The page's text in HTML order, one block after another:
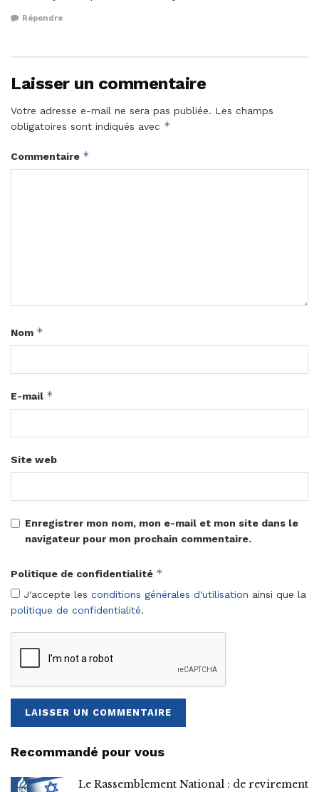
Répondre
Laisser un commentaire
Votre adresse e-mail ne sera pas publiée. Les champs
obligatoires sont indiqués avec *
Commentaire *
Nom *
E-mail *
Site web
Enregistrer mon nom, mon e-mail et mon site dans le
navigateur pour mon prochain commentaire.
Politique de confidentialité *
J'accepte les conditions générales d'utilisation ainsi que la
politique de confidentialité.
Recommandé pour vous
Le Rassemblement National : de revirement